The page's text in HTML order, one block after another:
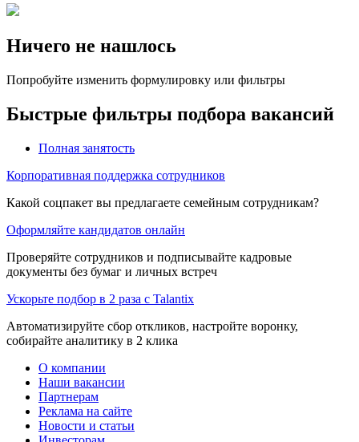
Ничего не нашлось
Попробуйте изменить формулировку или фильтры
Быстрые фильтры подбора вакансий
Полная занятость
Корпоративная поддержка сотрудников
Какой соцпакет вы предлагаете семейным сотрудникам?
Оформляйте кандидатов онлайн
Проверяйте сотрудников и подписывайте кадровые
документы без бумаг и личных встреч
Ускорьте подбор в 2 раза с Talantix
Автоматизируйте сбор откликов, настройте воронку,
собирайте аналитику в 2 клика
О компании
Наши вакансии
Партнерам
Реклама на сайте
Новости и статьи